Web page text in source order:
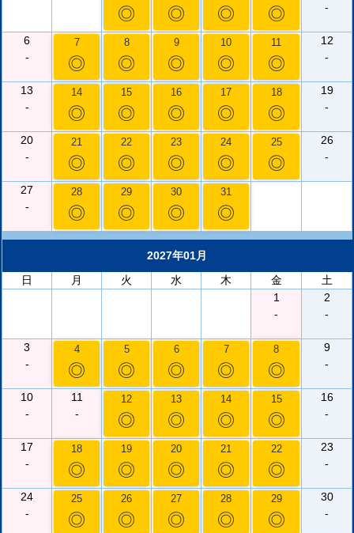
◎ ◎ ◎ ◎
-
6
-
7
◎
8
◎
9
◎
10
◎
11
◎
12
-
13
-
14
◎
15
◎
16
◎
17
◎
18
◎
19
-
20
-
21
◎
22
◎
23
◎
24
◎
25
◎
26
-
27
-
28
◎
29
◎
30
◎
31
◎
2027年01月
日
月 火 水 木 金
土
1
-
2
-
3
-
4
◎
5
◎
6
◎
7
◎
8
◎
9
-
10
-
11
-
12
◎
13
◎
14
◎
15
◎
16
-
17
-
18
◎
19
◎
20
◎
21
◎
22
◎
23
-
24
-
25
◎
26
◎
27
◎
28
◎
29
◎
30
-